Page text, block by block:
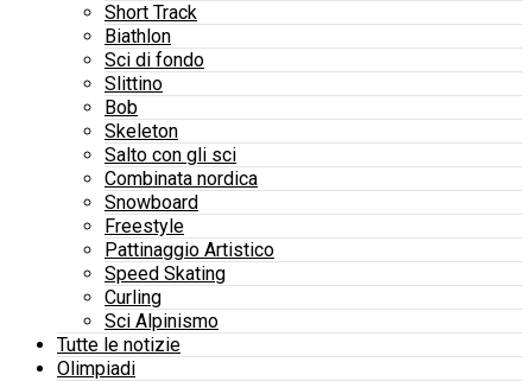
Short Track
Biathlon
Sci di fondo
Slittino
Bob
Skeleton
Salto con gli sci
Combinata nordica
Snowboard
Freestyle
Pattinaggio Artistico
Speed Skating
Curling
Sci Alpinismo
Tutte le notizie
Olimpiadi